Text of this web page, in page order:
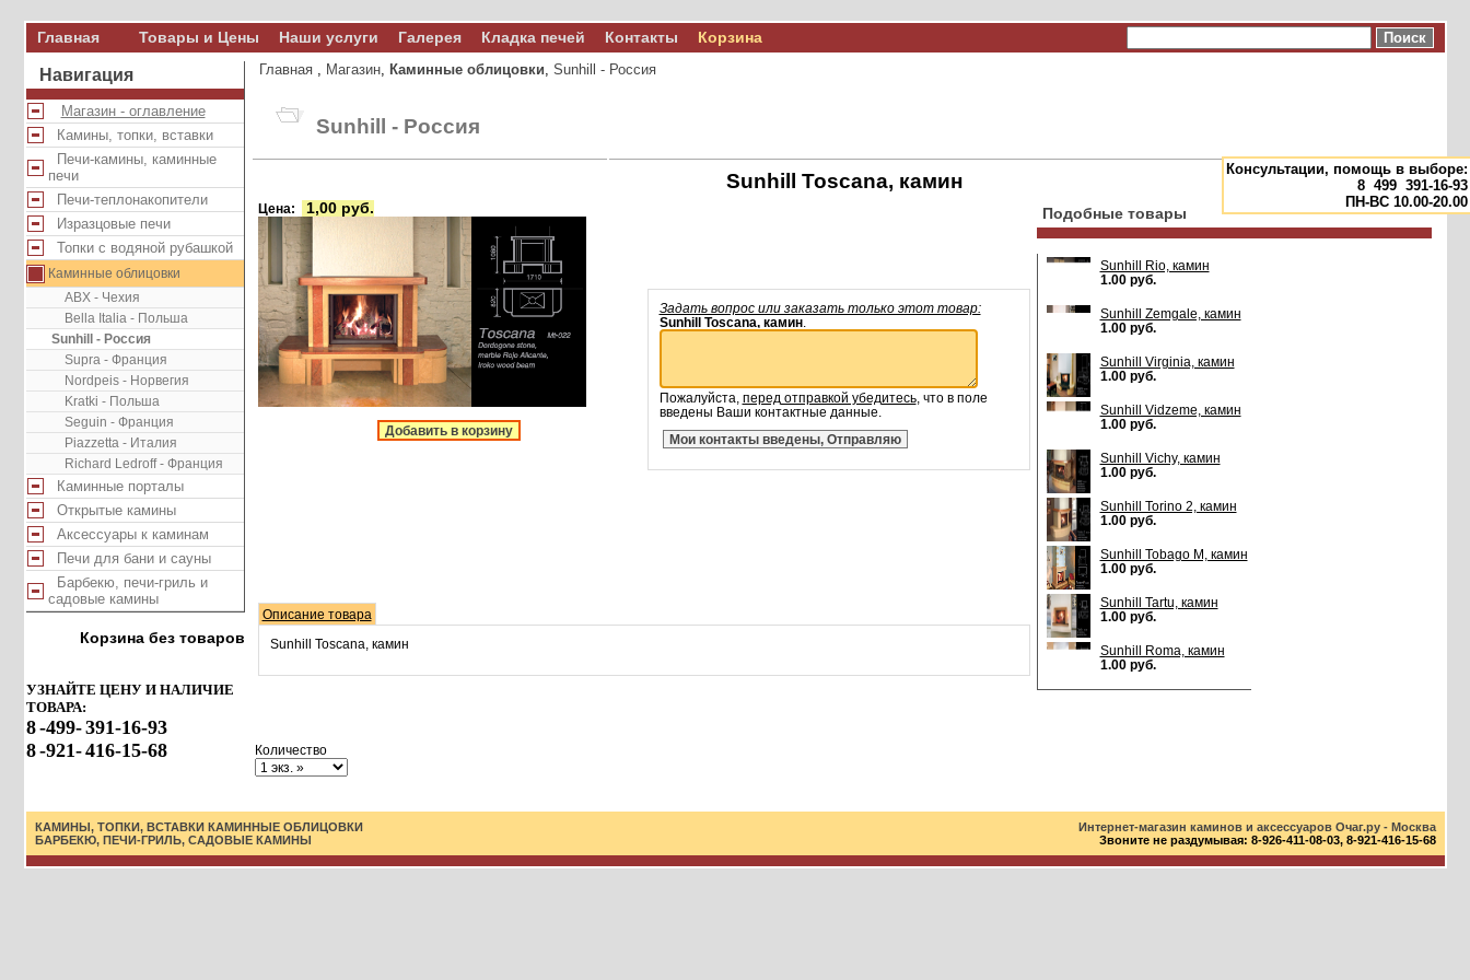
Главная Товары и Цены Наши услуги Галерея Кладка печей Контакты Корзина
Навигация
Магазин - оглавление
Камины, топки, вставки
Печи-камины, каминные
печи
Печи-теплонакопители
Изразцовые печи
Топки с водяной рубашкой
Каминные облицовки
ABX - Чехия
Bella Italia - Польша
Sunhill - Россия
Supra - Франция
Nordpeis - Норвегия
Kratki - Польша
Seguin - Франция
Piazzetta - Италия
Richard Ledroff - Франция
Каминные порталы
Открытые камины
Аксессуары к каминам
Печи для бани и сауны
Барбекю, печи-гриль и
садовые камины
Корзина без товаров
Консультации, помощь в выборе:
8 499 391-16-93
ПН-ВС 10.00-20.00
УЗНАЙТЕ ЦЕНУ И НАЛИЧИЕ
ТОВАРА:
8-499-391-16-93
8-921-416-15-68
Главная, Магазин, Каминные облицовки, Sunhill - Россия
Sunhill - Россия
Sunhill Toscana, камин
Цена: 1,00 руб.
Добавить в корзину
Задать вопрос или заказать только этот товар:
Sunhill Toscana, камин.
Пожалуйста, перед отправкой убедитесь, что в поле
введены Ваши контактные данные.
Мои контакты введены, Отправляю
Подобные товары
Sunhill Rio, камин
1.00 руб.
Sunhill Zemgale, камин
1.00 руб.
Sunhill Virginia, камин
1.00 руб.
Sunhill Vidzeme, камин
1.00 руб.
Sunhill Vichy, камин
1.00 руб.
Sunhill Torino 2, камин
1.00 руб.
Sunhill Tobago M, камин
1.00 руб.
Sunhill Tartu, камин
1.00 руб.
Sunhill Roma, камин
1.00 руб.
Описание товара
Sunhill Toscana, камин
Количество
КАМИНЫ, ТОПКИ, ВСТАВКИ КАМИННЫЕ ОБЛИЦОВКИ
БАРБЕКЮ, ПЕЧИ-ГРИЛЬ, САДОВЫЕ КАМИНЫ
Интернет-магазин каминов и аксессуаров Oчаг.ру - Москва
Звоните не раздумывая: 8-926-411-08-03, 8-921-416-15-68